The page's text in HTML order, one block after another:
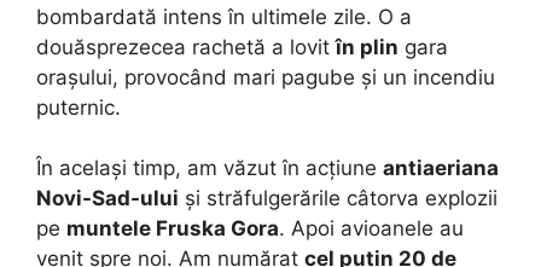
bombardată intens în ultimele zile. O a
douăsprezecea rachetă a lovitîn plin gara
orașului, provocând mari pagube și un incendiu
puternic.
În același timp, am văzut în acțiune antiaeriana
Novi-Sad-ului și străfulgerările câtorva explozii
pe muntele Fruska Gora. Apoi avioanele au
venit spre noi. Am numărat cel puțin 20 de